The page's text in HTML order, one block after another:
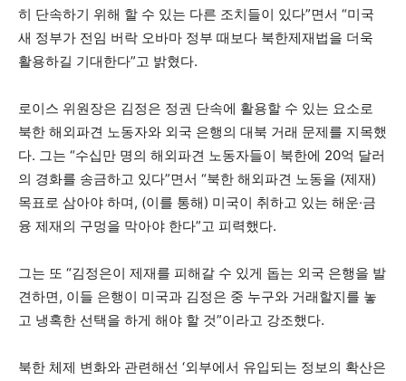
히 단속하기 위해 할 수 있는 다른 조치들이 있다”면서 “미국
새 정부가 전임 버락 오바마 정부 때보다 북한제재법을 더욱
활용하길 기대한다”고 밝혔다.
로이스 위원장은 김정은 정권 단속에 활용할 수 있는 요소로
북한 해외파견 노동자와 외국 은행의 대북 거래 문제를 지목했
다. 그는 “수십만 명의 해외파견 노동자들이 북한에 20억 달러
의 경화를 송금하고 있다”면서 “북한 해외파견 노동을 (제재)
목표로 삼아야 하며, (이를 통해) 미국이 취하고 있는 해운·금
융 제재의 구멍을 막아야 한다”고 피력했다.
그는 또 “김정은이 제재를 피해갈 수 있게 돕는 외국 은행을 발
견하면, 이들 은행이 미국과 김정은 중 누구와 거래할지를 놓
고 냉혹한 선택을 하게 해야 할 것”이라고 강조했다.
북한 체제 변화와 관련해선 ‘외부에서 유입되는 정보의 확산은